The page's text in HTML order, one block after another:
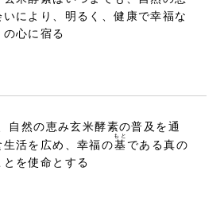
により、明るく、健康で幸福な
心に宿る
自然の恵み玄米酵素の普及を通
活を広め、幸福の基
もと
である真の
を使命とする